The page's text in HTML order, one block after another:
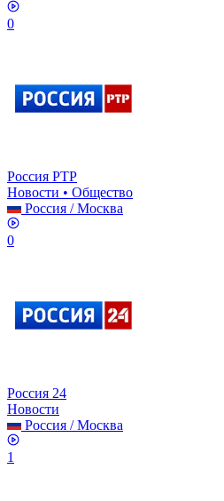
0
Россия РТР
Новости • Общество
Россия /Москва
0
Россия 24
Новости
Россия /Москва
1